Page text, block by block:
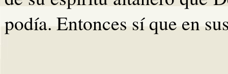
podía. Entonces sí que en